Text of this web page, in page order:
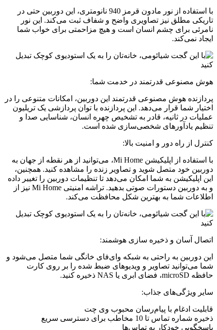
با استفاده از نور مادون قرمز 940 نانومتری، این دوربین حتی در
تاریکی مطلق نیز تصاویری واضح و شفاف ثبت می‌کند. این نور
نامرئی برای چشم انسان است و هیچ مزاحمتی برای خواب شما
ایجاد نمی‌کند.
هوش مصنوعی قدرتمند در خدمت شما:
پردازنده هوش مصنوعی قدرتمند این دوربین، امکانات متنوعی را در
اختیار شما قرار می‌دهد. این پردازنده با توان پردازشی یک تریلیون
عملیات در ثانیه، قادر به تشخیص چهره انسان، شناسایی صدا و
تنظیم یادآورهای شخصی‌سازی شده است.
کنترل از راه دور و امنیت بالا:
با استفاده از اپلیکیشن Mi Home، می‌توانید از هر نقطه از جهان به
دوربین خود متصل شوید و تصاویر زنده را مشاهده کنید. همچنین،
این اپلیکیشن به شما امکان می‌دهد تا تنظیمات دوربین را تغییر داده
و به دوربین دستورات صوتی بدهید. تراشه امنیتی Mi Home نیز از
اطلاعات شما به بهترین شکل محافظت می‌کند.
اتصال آسان و ذخیره سازی هوشمند:
این دوربین به راحتی به شبکه وای‌فای خانگی شما متصل می‌شود و
شما می‌توانید تصاویر و ویدیوهای ضبط شده را بر روی کارت
حافظه microSD، فضای ابری یا NAS ذخیره کنید.
سایر ویژگی‌های جذاب:
قابلیت ادغام با پیام‌رسان محبوب وی چت
ذخیره شماره تماس تا 10 مخاطب برای دسترسی سریع
پاسخگویی خودکار به تماس‌ها